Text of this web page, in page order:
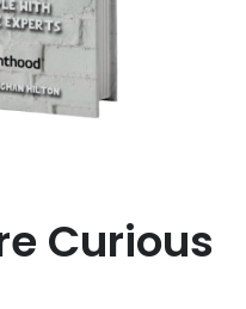
Curious